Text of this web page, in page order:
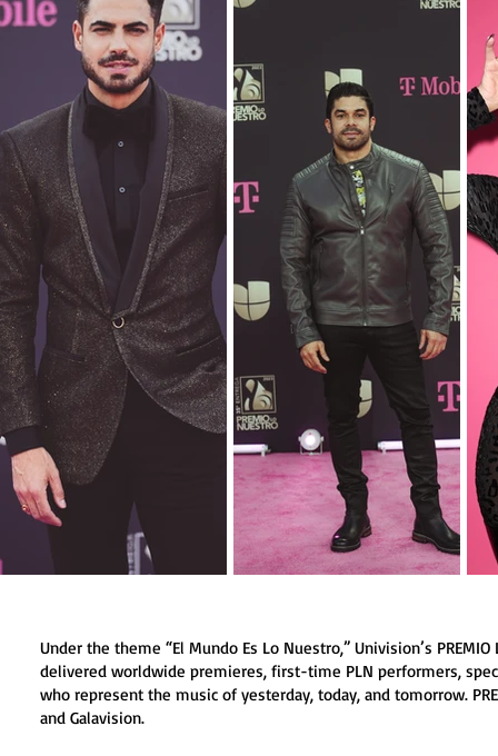
Under the theme “El Mundo Es Lo Nuestro,” Univision’s
delivered worldwide premieres, first-time PLN performers,
who represent the music of yesterday, today, and tomorrow.
and Galavision.